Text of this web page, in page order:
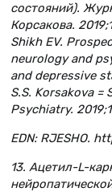
состояний).
Корсакова.
Shikh EV.
neurology and
and depressive
S.S. Korsakova =
Psychiatry.
EDN: RJESHO.
13. Ацетил-L-